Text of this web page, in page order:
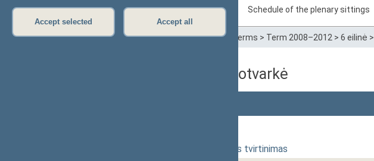
Accept selected Accept all
Sitting in progress Plenary sittings Schedule of the plenary sittings
Home>Plenary sittings>Parliamentary terms > Term 2008–2012 > 6 eilinė >
06/14/2011 dienos darbotvarkė
Darbotvarkės tvirtinimas